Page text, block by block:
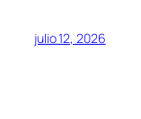
julio 12, 2026